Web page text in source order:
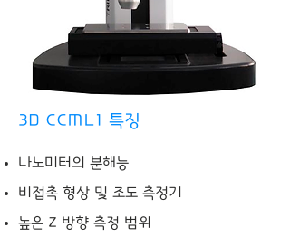
3D CCML1 특징
나노미터의 분해능
비접촉 형상 및 조도 측정기
높은 Z 방향 측정 범위